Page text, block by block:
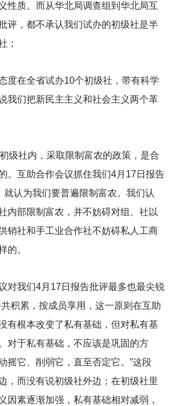
性质。而从华北局调查组到华北局互
评，都不承认我们试办的初级社是半
；
度在全省试办10个初级社，带有科学
我们把新民主主义和社会主义两个革
级社内，采取限制富农的政策，是合
。互助合作会议抓住我们4月17日报告
就认为我们要普遍限制富农。我们认
内部限制富农，并不妨碍对组、社以
销社和手工业合作社不妨碍私人工商
的。
对我们4月17日报告批评最多也最尖锐
积累，按成员享用，这一原则在互助
有根本改变了私有基础，但对私有基
对于私有基础，不应该是巩固的方
摇它、削弱它，直至否定它。”这段
，而没有说初级社外边；在初级社里
因素逐渐加强，私有基础相对减弱，